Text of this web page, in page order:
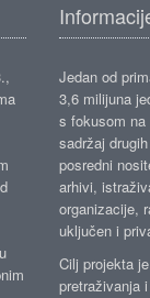
Jedan od
3,6 milijuna
s fokusom
sadržaj
posredni
arhivi,
organizacije,
uključen i
Cilj projekta
pretraživanja